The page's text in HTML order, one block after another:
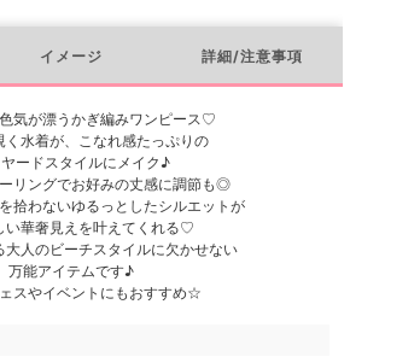
イメージ 詳細/注意事項
気が漂うかぎ編みワンピース♡
く水着が、こなれ感たっぷりの
ードスタイルにメイク♪
リングでお好みの丈感に調節も◎
拾わないゆるっとしたシルエットが
い華奢見えを叶えてくれる♡
大人のビーチスタイルに欠かせない
万能アイテムです♪
スやイベントにもおすすめ☆